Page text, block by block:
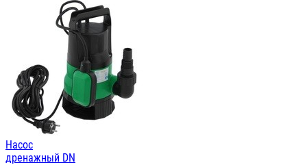
Насос
дренажный DN